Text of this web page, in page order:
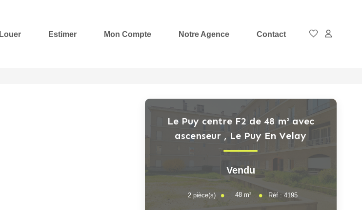
Louer Estimer Mon Compte Notre Agence Contact
Le Puy centre F2 de 48 m² avec
ascenseur , Le Puy En Velay
Vendu
2 pièce(s) 48 m² Réf : 4195